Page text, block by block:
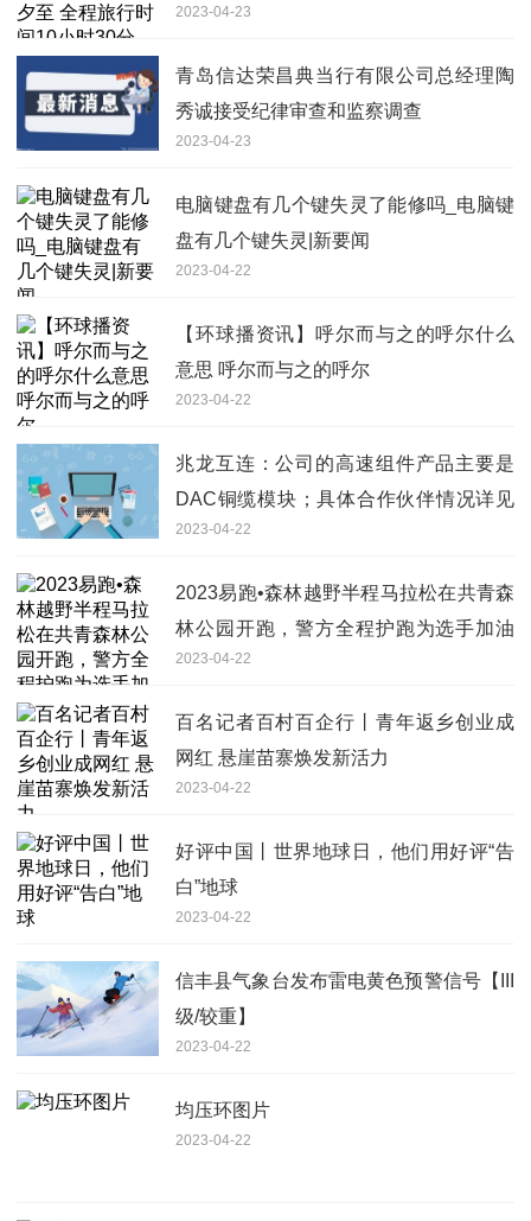
2023-04-23
青岛信达荣昌典当行有限公司总经理陶
秀诚接受纪律审查和监察调查
2023-04-23
电脑键盘有几个键失灵了能修吗_电脑键
盘有几个键失灵|新要闻
2023-04-22
【环球播资讯】呼尔而与之的呼尔什么
意思 呼尔而与之的呼尔
2023-04-22
兆龙互连：公司的高速组件产品主要是
DAC铜缆模块；具体合作伙伴情况详见
公司披露的定期报告等相关内容
2023-04-22
2023易跑•森林越野半程马拉松在共青森
林公园开跑，警方全程护跑为选手加油
天天微速讯
2023-04-22
百名记者百村百企行丨青年返乡创业成
网红 悬崖苗寨焕发新活力
2023-04-22
好评中国丨世界地球日，他们用好评“告
白”地球
2023-04-22
信丰县气象台发布雷电黄色预警信号【III
级/较重】
2023-04-22
均压环图片
2023-04-22